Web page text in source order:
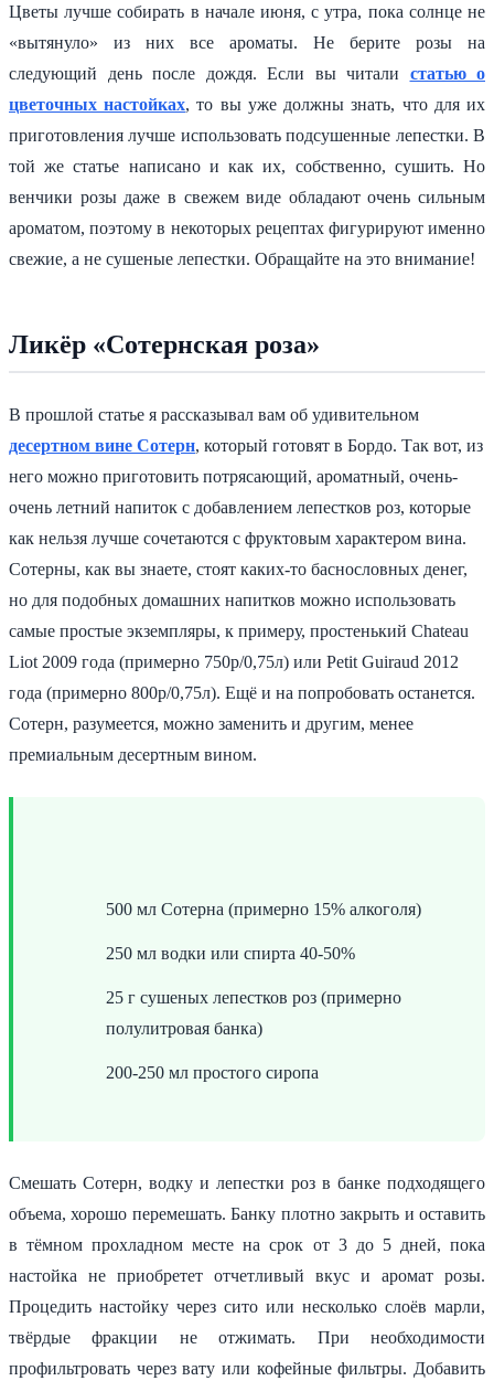
Цветы лучше собирать в начале июня, с утра, пока солнце не
«вытянуло» из них все ароматы. Не берите розы на
следующий день после дождя. Если вы читали статью о
цветочных настойках, то вы уже должны знать, что для их
приготовления лучше использовать подсушенные лепестки. В
той же статье написано и как их, собственно, сушить. Но
венчики розы даже в свежем виде обладают очень сильным
ароматом, поэтому в некоторых рецептах фигурируют именно
свежие, а не сушеные лепестки. Обращайте на это внимание!
Ликёр «Сотернская роза»
В прошлой статье я рассказывал вам об удивительном
десертном вине Сотерн, который готовят в Бордо. Так вот, из
него можно приготовить потрясающий, ароматный, очень-
очень летний напиток с добавлением лепестков роз, которые
как нельзя лучше сочетаются с фруктовым характером вина.
Сотерны, как вы знаете, стоят каких-то баснословных денег,
но для подобных домашних напитков можно использовать
самые простые экземпляры, к примеру, простенький Chateau
Liot 2009 года (примерно 750р/0,75л) или Petit Guiraud 2012
года (примерно 800р/0,75л). Ещё и на попробовать останется.
Сотерн, разумеется, можно заменить и другим, менее
премиальным десертным вином.
500 мл Сотерна (примерно 15% алкоголя)
250 мл водки или спирта 40-50%
25 г сушеных лепестков роз (примерно
полулитровая банка)
200-250 мл простого сиропа
Смешать Сотерн, водку и лепестки роз в банке подходящего
объема, хорошо перемешать. Банку плотно закрыть и оставить
в тёмном прохладном месте на срок от 3 до 5 дней, пока
настойка не приобретет отчетливый вкус и аромат розы.
Процедить настойку через сито или несколько слоёв марли,
твёрдые фракции не отжимать. При необходимости
профильтровать через вату или кофейные фильтры. Добавить